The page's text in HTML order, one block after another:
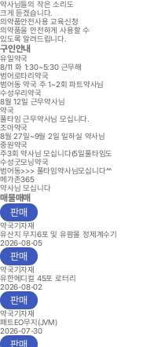
약사님들의 작은 소리도
크게 듣겠습니다.
의약품안전사용 교육신청
의약품을 안전하게 사용할 수
있도록 알려드립니다.
구인안내
유일약국
8/11 화 1:30~5:30 근무해
범어로타리약국
범어동 약국 주 1~2회 파트약사님
수성우리약국
8월 12일 근무약사님
약국
풀타임 근무약사님 모십니다.
조아약국
8월 27일~9월 2일 일하실 약사님
중원약국
주3회 약사님 모십니다(5일풀타임도
수성굿모닝약국
범어동>>> 풀타임약사님모십니다^^
메가존365
약사님 모십니다
매물매매
판매
약국기자재
유산지 무지6포 및 유팜몰 정제계수기
2026-08-05
판매
약국기자재
유한메디컬 45포 로터리
2026-08-02
판매
약국기자재
패트EO무지(JVM)
2026-07-30
판매